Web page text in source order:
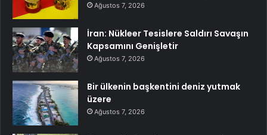
Ağustos 7, 2026
İran: Nükleer Tesislere Saldırı Savaşın
Kapsamını Genişletir
Ağustos 7, 2026
Bir ülkenin başkentini deniz yutmak
üzere
Ağustos 7, 2026